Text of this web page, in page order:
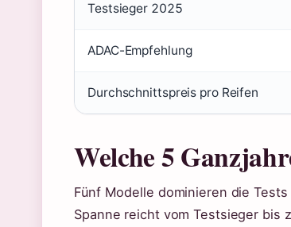
Testsieger 2025
ADAC-Empfehlung
Durchschnittspreis pro Reifen
Welche 5
Fünf Modelle dominieren die
Spanne reicht vom Testsieger bis